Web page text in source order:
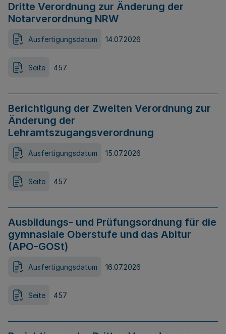
Dritte Verordnung zur Änderung der
Notarverordnung NRW
Ausfertigungsdatum 14.07.2026
Seite 457
Berichtigung der Zweiten Verordnung zur
Änderung der
Lehramtszugangsverordnung
Ausfertigungsdatum 15.07.2026
Seite 457
Ausbildungs- und Prüfungsordnung für die
gymnasiale Oberstufe und das Abitur
(APO-GOSt)
Ausfertigungsdatum 16.07.2026
Seite 457